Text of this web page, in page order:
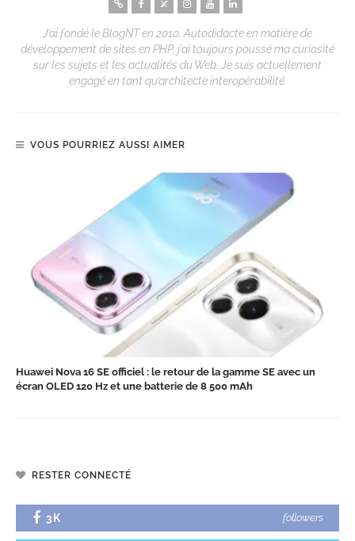
J’ai fondé le BlogNT en 2010. Autodidacte en matière de
développement de sites en PHP, j’ai toujours poussé ma curiosité
sur les sujets et les actualités du Web. Je suis actuellement
engagé en tant qu’architecte interopérabilité.
VOUS POURRIEZ AUSSI AIMER
Huawei Nova 16 SE officiel : le retour de la gamme SE avec un
écran OLED 120 Hz et une batterie de 8 500 mAh
RESTER CONNECTÉ
3K followers